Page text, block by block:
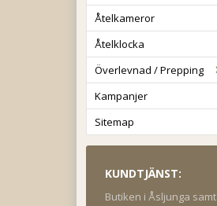
Åtelkameror
Åtelklocka
Överlevnad / Prepping
Kampanjer
Sitemap
KUNDTJÄNST:
Butiken i Åsljunga samt